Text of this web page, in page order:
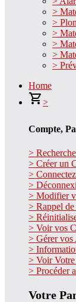
>
>
>
>
>
>
Home
>
Compte,
>
> Créer un
>
>
> Modifier
> Rappel
>
> Voir vos
> Gérer vos
>
> Voir Votre
> Procéder
Votre